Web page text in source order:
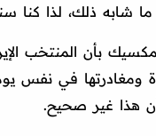
ما شابه ذلك، لذا
بأن المنتخب
ومغادرتها في نفس يوم